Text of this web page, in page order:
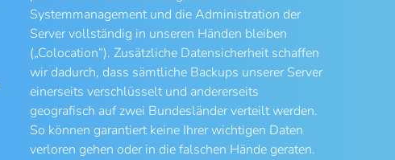
Systemmanagement und die Administration der
Server vollständig in unseren Händen bleiben
(„Colocation“). Zusätzliche Datensicherheit schaffen
wir dadurch, dass sämtliche Backups unserer Server
einerseits verschlüsselt und andererseits
geografisch auf zwei Bundesländer verteilt werden.
So können garantiert keine Ihrer wichtigen Daten
verloren gehen oder in die falschen Hände geraten.